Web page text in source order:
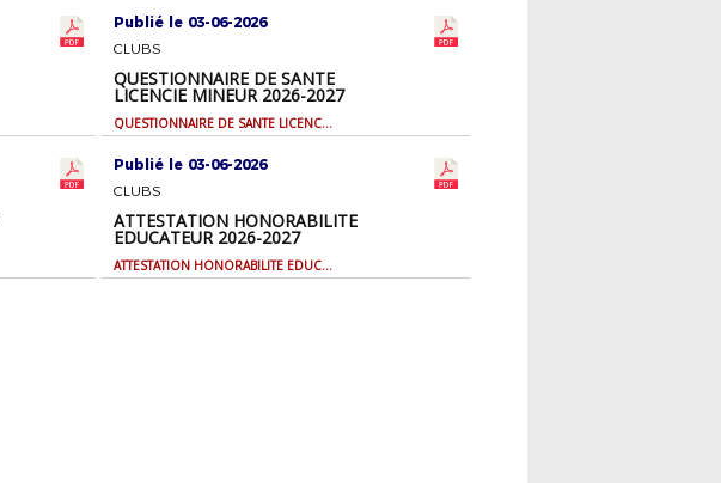
Publié le 03-06-2026
CLUBS
QUESTIONNAIRE DE SANTE
LICENCIE MINEUR 2026-2027
QUESTIONNAIRE DE SANTE LICENCIE MINEUR 2026-2027
Publié le 03-06-2026
CLUBS
ATTESTATION HONORABILITE
EDUCATEUR 2026-2027
ATTESTATION HONORABILITE EDUCATEUR 2026-2027